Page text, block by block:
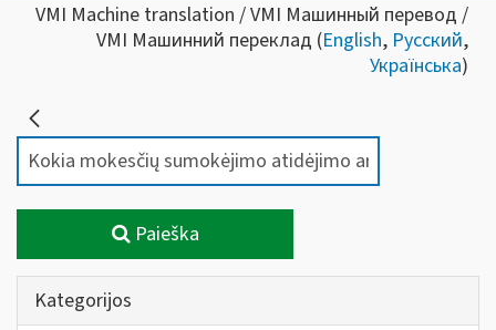
VMI Machine translation / VMI Машинный перевод /
VMI Машинний переклад (English, Русский,
Українська)
Paieška
Kategorijos